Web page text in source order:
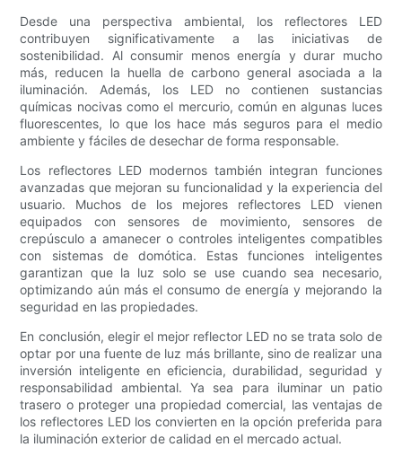
Desde una perspectiva ambiental, los reflectores LED
contribuyen significativamente a las iniciativas de
sostenibilidad. Al consumir menos energía y durar mucho
más, reducen la huella de carbono general asociada a la
iluminación. Además, los LED no contienen sustancias
químicas nocivas como el mercurio, común en algunas luces
fluorescentes, lo que los hace más seguros para el medio
ambiente y fáciles de desechar de forma responsable.
Los reflectores LED modernos también integran funciones
avanzadas que mejoran su funcionalidad y la experiencia del
usuario. Muchos de los mejores reflectores LED vienen
equipados con sensores de movimiento, sensores de
crepúsculo a amanecer o controles inteligentes compatibles
con sistemas de domótica. Estas funciones inteligentes
garantizan que la luz solo se use cuando sea necesario,
optimizando aún más el consumo de energía y mejorando la
seguridad en las propiedades.
En conclusión, elegir el mejor reflector LED no se trata solo de
optar por una fuente de luz más brillante, sino de realizar una
inversión inteligente en eficiencia, durabilidad, seguridad y
responsabilidad ambiental. Ya sea para iluminar un patio
trasero o proteger una propiedad comercial, las ventajas de
los reflectores LED los convierten en la opción preferida para
la iluminación exterior de calidad en el mercado actual.